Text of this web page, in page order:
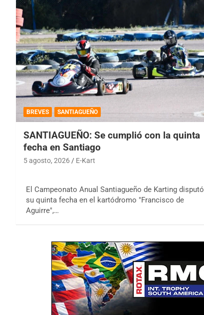
BREVES SANTIAGUEÑO
SANTIAGUEÑO: Se cumplió con la quinta
fecha en Santiago
5 agosto, 2026 E-Kart
El Campeonato Anual Santiagueño de Karting disputó
su quinta fecha en el kartódromo "Francisco de
Aguirre",…